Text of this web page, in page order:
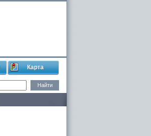
Карта